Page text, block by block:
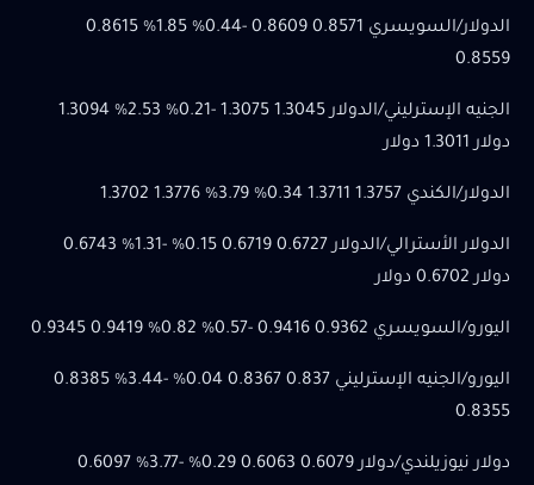
الدولار/السويسري 0.8571 0.8609 -0.44% 1.85% 0.8615
0.8559
الجنيه الإسترليني/الدولار 1.3045 1.3075 -0.21% 2.53% 1.3094
دولار 1.3011 دولار
الدولار/الكندي 1.3757 1.3711 0.34% 3.79% 1.3776 1.3702
الدولار الأسترالي/الدولار 0.6727 0.6719 0.15% -1.31% 0.6743
دولار 0.6702 دولار
اليورو/السويسري 0.9362 0.9416 -0.57% 0.82% 0.9419 0.9345
اليورو/الجنيه الإسترليني 0.837 0.8367 0.04% -3.44% 0.8385
0.8355
دولار نيوزيلندي/دولار 0.6079 0.6063 0.29% -3.77% 0.6097